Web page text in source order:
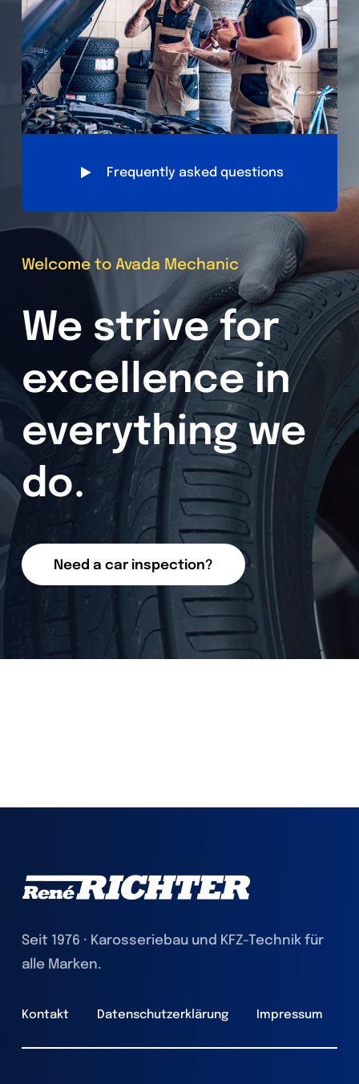
Frequently asked questions
Welcome to Avada Mechanic
We strive for
excellence in
everything we
do.
Need a car inspection?
Seit 1976 · Karosseriebau und KFZ-Technik für
alle Marken.
Kontakt Datenschutzerklärung Impressum